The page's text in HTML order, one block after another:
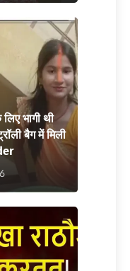
भागी थी
बैग में मिली